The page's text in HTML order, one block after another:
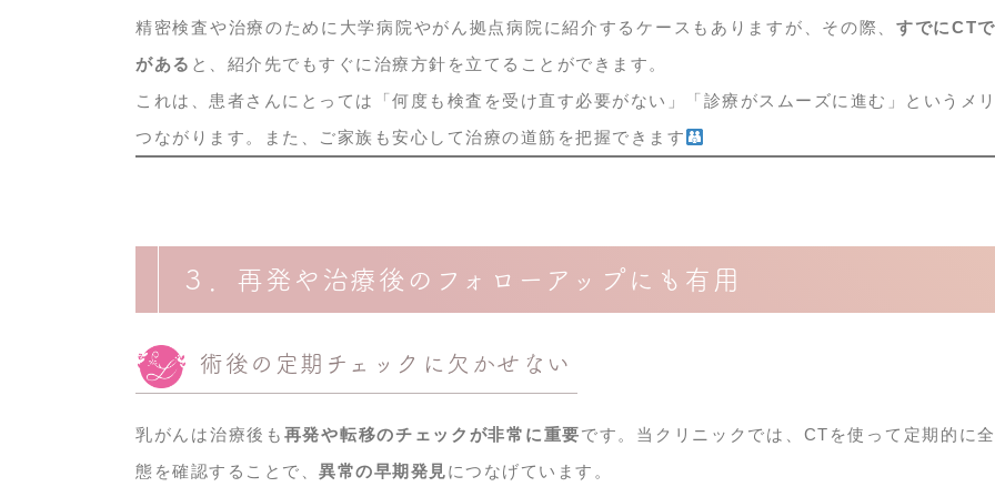
精密検査や治療のために大学病院やがん拠点病院に紹介するケースもありますが、その際、すでにCT
がある と、紹介先でもすぐに治療方針を立てることができます。
これは、患者さんにとっては「何度も検査を受け直す必要がない」「診療がスムーズに進む」というメ
つながります。また、ご家族も安心して治療の道筋を把握できます
３．再発や治療後のフォローアップにも有用
術後の定期チェックに欠かせない
乳がんは治療後も 再発や転移のチェックが非常に重要です。当クリニックでは、CTを使って定期的に
態を確認することで、 異常の早期発見につなげています。